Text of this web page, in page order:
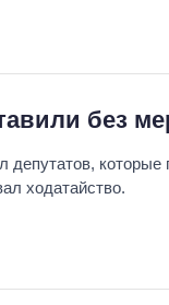
без
депутатов,
ходатайство.